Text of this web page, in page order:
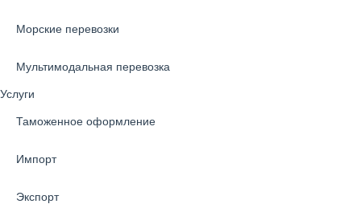
Морские перевозки
Мультимодальная перевозка
Услуги
Таможенное оформление
Импорт
Экспорт